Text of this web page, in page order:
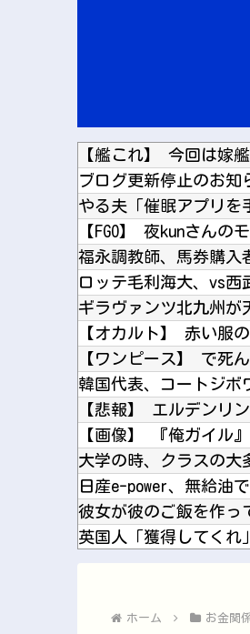
【艦これ】 今回は嫁
ブログ更新停止のお知
【FGO】 夜kunさんの
福永調教師、馬券購入
ロッテ毛利海大、vs
【ワンピース】 で死
韓国代表、コートジボ
日本「輸入に頼りま
ホーム お金関